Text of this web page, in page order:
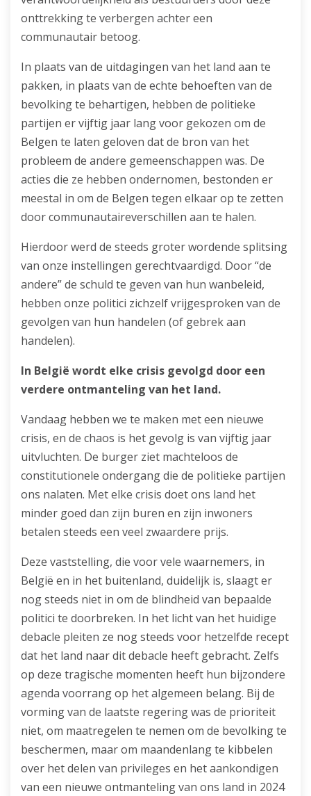
onttrekking te verbergen achter een
communautair betoog.
In plaats van de uitdagingen van het land aan te
pakken, in plaats van de echte behoeften van de
bevolking te behartigen, hebben de politieke
partijen er vijftig jaar lang voor gekozen om de
Belgen te laten geloven dat de bron van het
probleem de andere gemeenschappen was. De
acties die ze hebben ondernomen, bestonden er
meestal in om de Belgen tegen elkaar op te zetten
door communautaireverschillen aan te halen.
Hierdoor werd de steeds groter wordende splitsing
van onze instellingen gerechtvaardigd. Door “de
andere” de schuld te geven van hun wanbeleid,
hebben onze politici zichzelf vrijgesproken van de
gevolgen van hun handelen (of gebrek aan
handelen).
In België wordt elke crisis gevolgd door een
verdere ontmanteling van het land.
Vandaag hebben we te maken met een nieuwe
crisis, en de chaos is het gevolg is van vijftig jaar
uitvluchten. De burger ziet machteloos de
constitutionele ondergang die de politieke partijen
ons nalaten. Met elke crisis doet ons land het
minder goed dan zijn buren en zijn inwoners
betalen steeds een veel zwaardere prijs.
Deze vaststelling, die voor vele waarnemers, in
België en in het buitenland, duidelijk is, slaagt er
nog steeds niet in om de blindheid van bepaalde
politici te doorbreken. In het licht van het huidige
debacle pleiten ze nog steeds voor hetzelfde recept
dat het land naar dit debacle heeft gebracht. Zelfs
op deze tragische momenten heeft hun bijzondere
agenda voorrang op het algemeen belang. Bij de
vorming van de laatste regering was de prioriteit
niet, om maatregelen te nemen om de bevolking te
beschermen, maar om maandenlang te kibbelen
over het delen van privileges en het aankondigen
van een nieuwe ontmanteling van ons land in 2024